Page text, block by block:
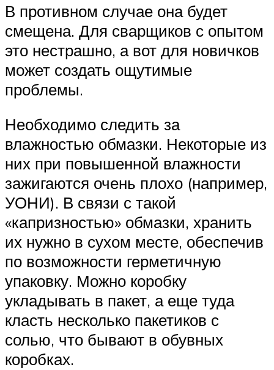
В противном случае она будет
смещена. Для сварщиков с опытом
это нестрашно, а вот для новичков
может создать ощутимые
проблемы.
Необходимо следить за
влажностью обмазки. Некоторые из
них при повышенной влажности
зажигаются очень плохо (например,
УОНИ). В связи с такой
«капризностью» обмазки, хранить
их нужно в сухом месте, обеспечив
по возможности герметичную
упаковку. Можно коробку
укладывать в пакет, а еще туда
класть несколько пакетиков с
солью, что бывают в обувных
коробках.